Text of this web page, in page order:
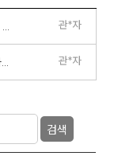
관*자
관*자
검색